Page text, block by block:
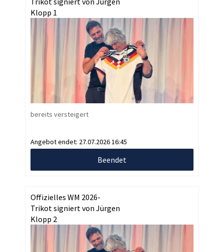
Klopp 1
bereits versteigert
Angebot endet: 27.07.2026 16:45
Beendet
Offizielles WM 2026-
Trikot signiert von Jürgen
Klopp 2